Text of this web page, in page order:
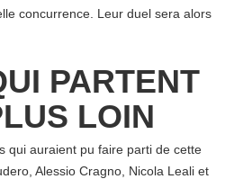
concurrence. Leur duel sera alors
PARTENT
LOIN
qui auraient pu faire parti de cette
Alessio Cragno, Nicola Leali et